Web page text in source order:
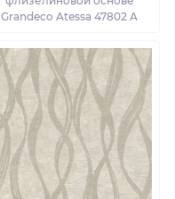
Grandeco Atessa 47802 A